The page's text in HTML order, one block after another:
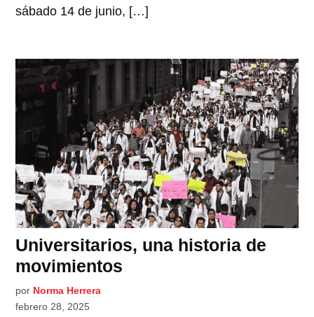
sábado 14 de junio, […]
Universitarios, una historia de
movimientos
por Norma Herrera
febrero 28, 2025